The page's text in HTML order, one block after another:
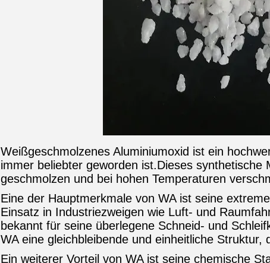
Weißgeschmolzenes Aluminiumoxid ist ein
immer beliebter geworden ist.Dieses
geschmolzen und bei hohen Temperaturen
Eine der Hauptmerkmale von WA ist seine
Einsatz in Industriezweigen wie Luft- und
bekannt für seine überlegene Schneid- und
WA eine gleichbleibende und einheitliche
Ein weiterer Vorteil von WA ist seine chemische